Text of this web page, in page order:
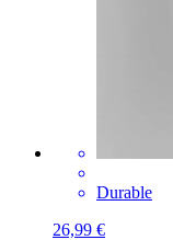
Durable
26,99 €